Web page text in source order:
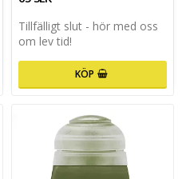
Tillfälligt slut - hör med oss
om lev tid!
KÖP